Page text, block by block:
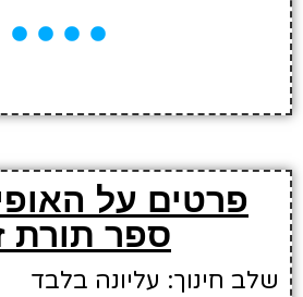
פרטים על
ספר תורת
שלב חינוך: עליונה בלבד